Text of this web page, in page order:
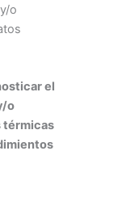
o
el
o
térmicas